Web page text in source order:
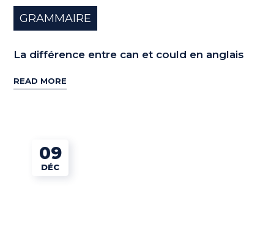
GRAMMAIRE
La différence entre can et could en anglais
READ MORE
09
DÉC